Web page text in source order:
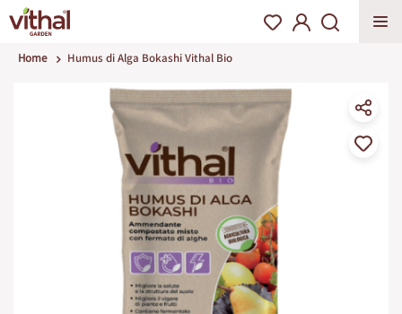
Home Humus di Alga Bokashi Vithal Bio